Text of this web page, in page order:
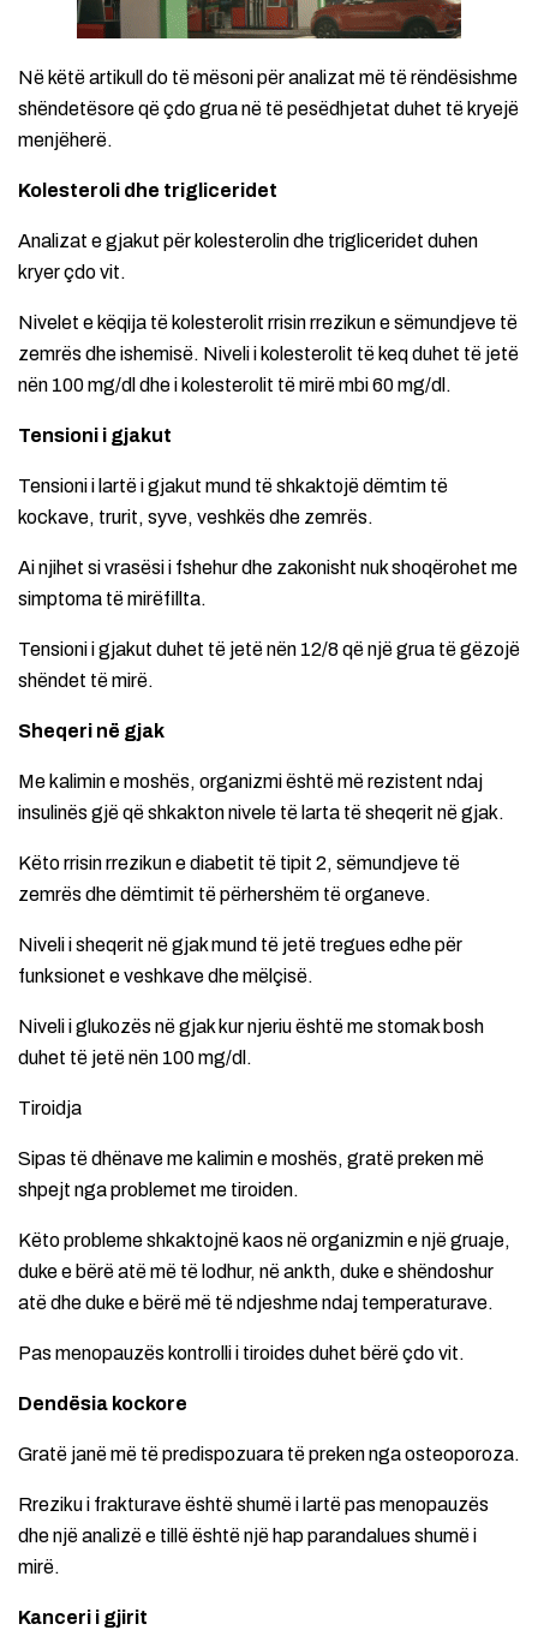
Në këtë artikull do të mësoni për analizat më të rëndësishme
shëndetësore që çdo grua në të pesëdhjetat duhet të kryejë
menjëherë.
Kolesteroli dhe trigliceridet
Analizat e gjakut për kolesterolin dhe trigliceridet duhen
kryer çdo vit.
Nivelet e këqija të kolesterolit rrisin rrezikun e sëmundjeve të
zemrës dhe ishemisë. Niveli i kolesterolit të keq duhet të jetë
nën 100 mg/dl dhe i kolesterolit të mirë mbi 60 mg/dl.
Tensioni i gjakut
Tensioni i lartë i gjakut mund të shkaktojë dëmtim të
kockave, trurit, syve, veshkës dhe zemrës.
Ai njihet si vrasësi i fshehur dhe zakonisht nuk shoqërohet me
simptoma të mirëfillta.
Tensioni i gjakut duhet të jetë nën 12/8 që një grua të gëzojë
shëndet të mirë.
Sheqeri në gjak
Me kalimin e moshës, organizmi është më rezistent ndaj
insulinës gjë që shkakton nivele të larta të sheqerit në gjak.
Këto rrisin rrezikun e diabetit të tipit 2, sëmundjeve të
zemrës dhe dëmtimit të përhershëm të organeve.
Niveli i sheqerit në gjak mund të jetë tregues edhe për
funksionet e veshkave dhe mëlçisë.
Niveli i glukozës në gjak kur njeriu është me stomak bosh
duhet të jetë nën 100 mg/dl.
Tiroidja
Sipas të dhënave me kalimin e moshës, gratë preken më
shpejt nga problemet me tiroiden.
Këto probleme shkaktojnë kaos në organizmin e një gruaje,
duke e bërë atë më të lodhur, në ankth, duke e shëndoshur
atë dhe duke e bërë më të ndjeshme ndaj temperaturave.
Pas menopauzës kontrolli i tiroides duhet bërë çdo vit.
Dendësia kockore
Gratë janë më të predispozuara të preken nga osteoporoza.
Rreziku i frakturave është shumë i lartë pas menopauzës
dhe një analizë e tillë është një hap parandalues shumë i
mirë.
Kanceri i gjirit